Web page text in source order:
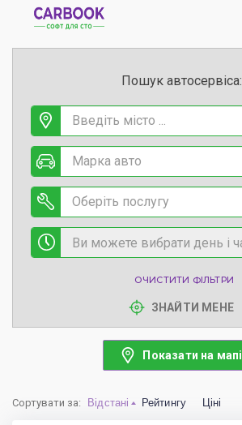
Пошук автосервіса:
Введіть місто ...
Марка авто
Оберіть послугу
ОЧИСТИТИ ФІЛЬТРИ
ЗНАЙТИ МЕНЕ
Показати на мапі
Сортувати за: Відстані Рейтингу Ціні